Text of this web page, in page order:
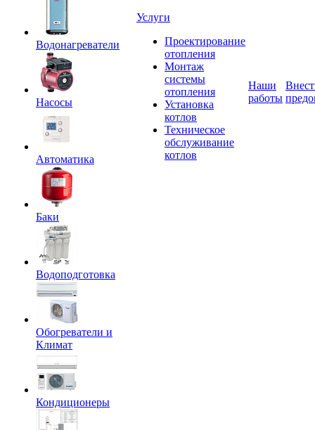
Водонагреватели
Насосы
Автоматика
Баки
Водоподготовка
Обогреватели и
Климат
Кондиционеры
Услуги
Проектирование
отопления
Монтаж
системы
отопления
Установка
котлов
Техническое
обслуживание
котлов
Наши
работы